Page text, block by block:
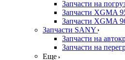
Запчасти на
Запчасти XGMA
Запчасти XGMA
Запчасти SANY
Запчасти на
Запчасти на
Еще